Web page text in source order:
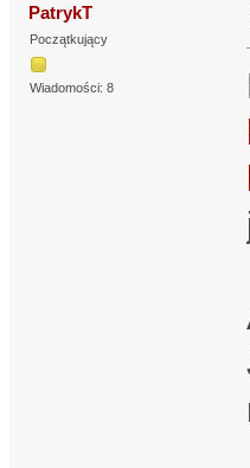
PatrykT
Początkujący
Wiadomości: 8